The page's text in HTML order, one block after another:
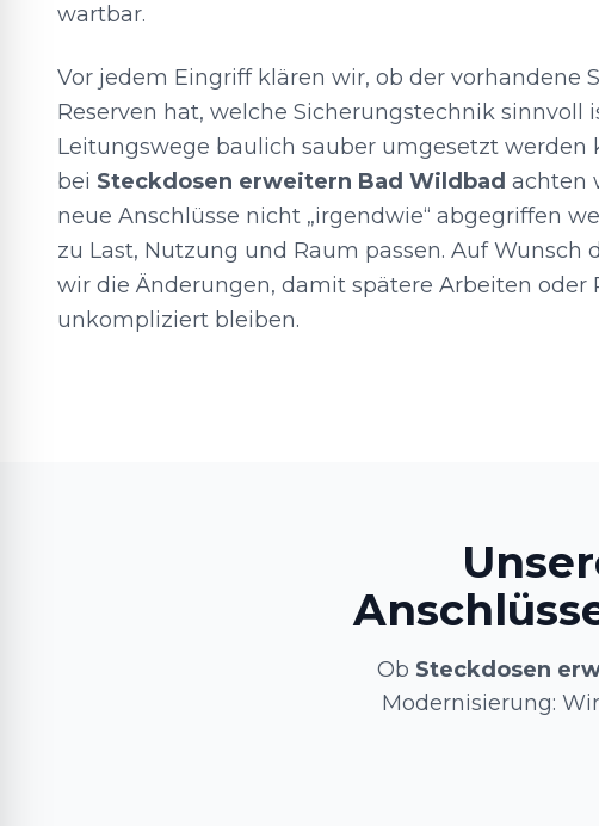
wartbar.
Vor jedem Eingriff klären wir, ob der vorhandene
Reserven hat, welche Sicherungstechnik sinnvoll
Leitungswege baulich sauber umgesetzt werden
bei Steckdosen erweitern Bad Wildbad achten
neue Anschlüsse nicht „irgendwie“ abgegriffen
zu Last, Nutzung und Raum passen. Auf Wunsch
wir die Änderungen, damit spätere Arbeiten oder
unkompliziert bleiben.
Ob Steckdosen
Modernisierung: